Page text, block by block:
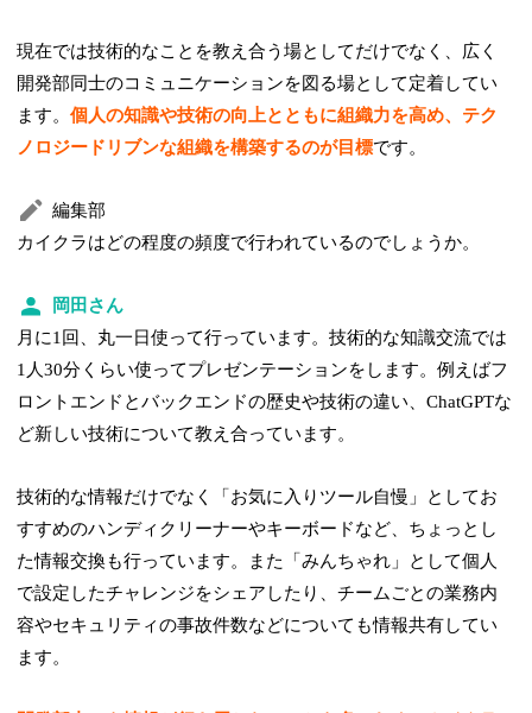
現在では技術的なことを教え合う場としてだけでなく、広く
開発部同士のコミュニケーションを図る場として定着してい
ます。個人の知識や技術の向上とともに組織力を高め、テク
ノロジードリブンな組織を構築するのが目標です。
編集部
カイクラはどの程度の頻度で行われているのでしょうか。
岡田さん
月に1回、丸一日使って行っています。技術的な知識交流では
1人30分くらい使ってプレゼンテーションをします。例えばフ
ロントエンドとバックエンドの歴史や技術の違い、ChatGPTな
ど新しい技術について教え合っています。
技術的な情報だけでなく「お気に入りツール自慢」としてお
すすめのハンディクリーナーやキーボードなど、ちょっとし
た情報交換も行っています。また「みんちゃれ」として個人
で設定したチャレンジをシェアしたり、チームごとの業務内
容やセキュリティの事故件数などについても情報共有してい
ます。